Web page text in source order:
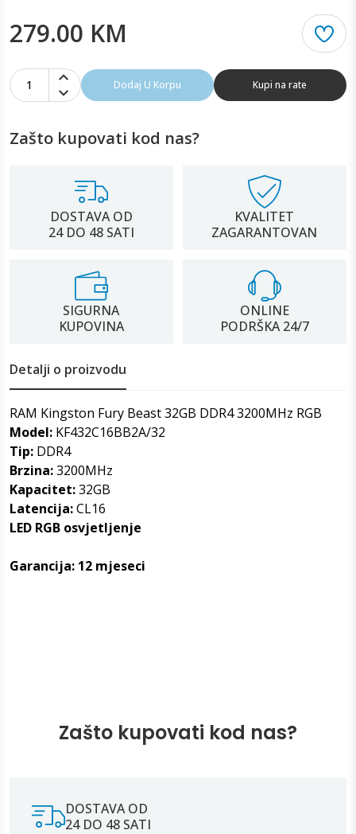
279.00 KM
1 Dodaj U Korpu Kupi na rate
Zašto kupovati kod nas?
DOSTAVA OD
24 DO 48 SATI
KVALITET
ZAGARANTOVAN
SIGURNA
KUPOVINA
ONLINE
PODRŠKA 24/7
Detalji o proizvodu
RAM Kingston Fury Beast 32GB DDR4 3200MHz RGB
Model: KF432C16BB2A/32
Tip: DDR4
Brzina:3200MHz
Kapacitet:32GB
Latencija:CL16
LED RGB osvjetljenje
Garancija: 12 mjeseci
Zašto kupovati kod nas?
DOSTAVA OD
24 DO 48 SATI